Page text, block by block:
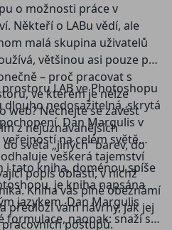
o možnosti práce v
Někteří o LABu vědí, ale
malá skupina uživatelů
většinou asi pouze při
– proč pracovat s
ve kterém je nelze
web? Nechejte se zavést
z nejuznávanějších
světa „jiných“ barev, do
LAB ve Photoshopu
nedosažitelná, skrytá
Dan Margulis v
na celém světě
veškerá tajemství
popis oblastí, v nichž
Kniha vás plně obeznámí
předloží vám návrhy, jak jej
postupů.
i tato kniha, doménou spíše
je kniha napsána
jazykem. Dan Margulis
formulace, naopak: snaží se